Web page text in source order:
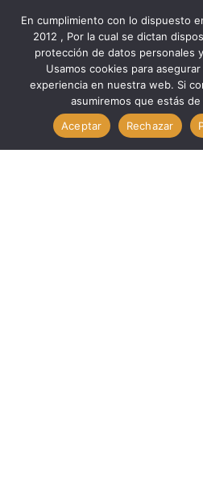
Marcas
Minipa
Verificación Med ALICATE
MINIPA ET-3610
En cumplimiento con lo dispuesto
2012 , Por la cual se dictan
protección de datos personales
Usamos cookies para
experiencia en nuestra web. Si
asumiremos que estás
Aceptar
Rechazar